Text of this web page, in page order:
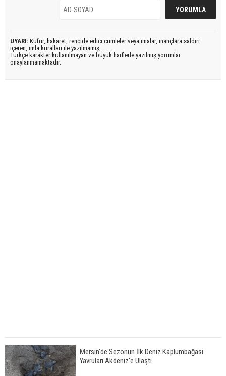
UYARI: Küfür, hakaret, rencide edici cümleler veya imalar, inançlara saldırı
içeren, imla kuralları ile yazılmamış,
Türkçe karakter kullanılmayan ve büyük harflerle yazılmış yorumlar
onaylanmamaktadır.
Mersin'de Sezonun İlk Deniz Kaplumbağası
Yavruları Akdeniz'e Ulaştı